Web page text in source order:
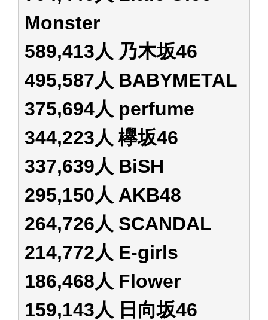
かけまくったうちの息子が団地住みの貧乏に学歴で負けた」
Monster
589,413人 乃木坂46
495,587人 BABYMETAL
375,694人 perfume
344,223人 欅坂46
337,639人 BiSH
295,150人 AKB48
264,726人 SCANDAL
214,772人 E-girls
186,468人 Flower
159,143人 日向坂46